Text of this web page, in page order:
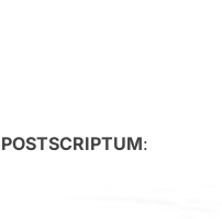
POSTSCRIPTUM: